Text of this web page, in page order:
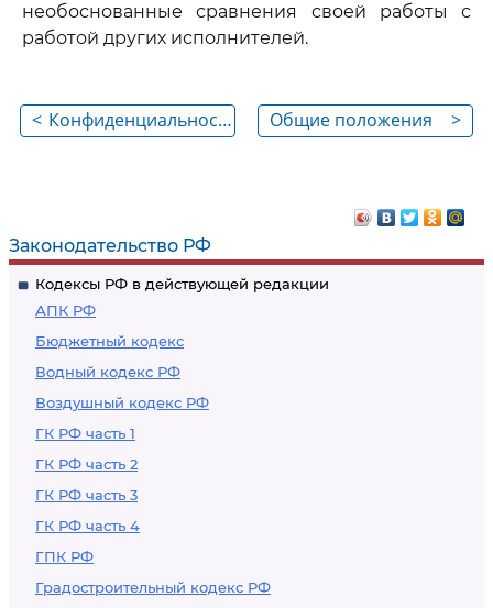
Законодательство РФ
Кодексы РФ в действующей редакции
АПК РФ
Бюджетный кодекс
Водный кодекс РФ
Воздушный кодекс РФ
ГК РФ часть 1
ГК РФ часть 2
ГК РФ часть 3
ГК РФ часть 4
ГПК РФ
Градостроительный кодекс РФ
необоснованные сравнения своей работы с
работой других исполнителей.
< Конфиденциальность >
Общие положения